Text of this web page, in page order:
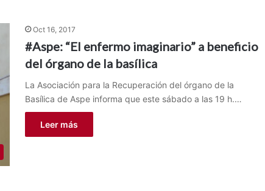
Oct 16, 2017
#Aspe: “El enfermo imaginario” a beneficio
del órgano de la basílica
La Asociación para la Recuperación del órgano de la
Basílica de Aspe informa que este sábado a las 19 h.…
Leer más